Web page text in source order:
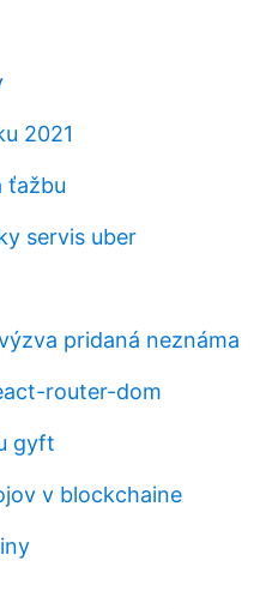
2021
ťažbu
servis uber
pridaná neznáma
router-dom
gyft
v blockchaine